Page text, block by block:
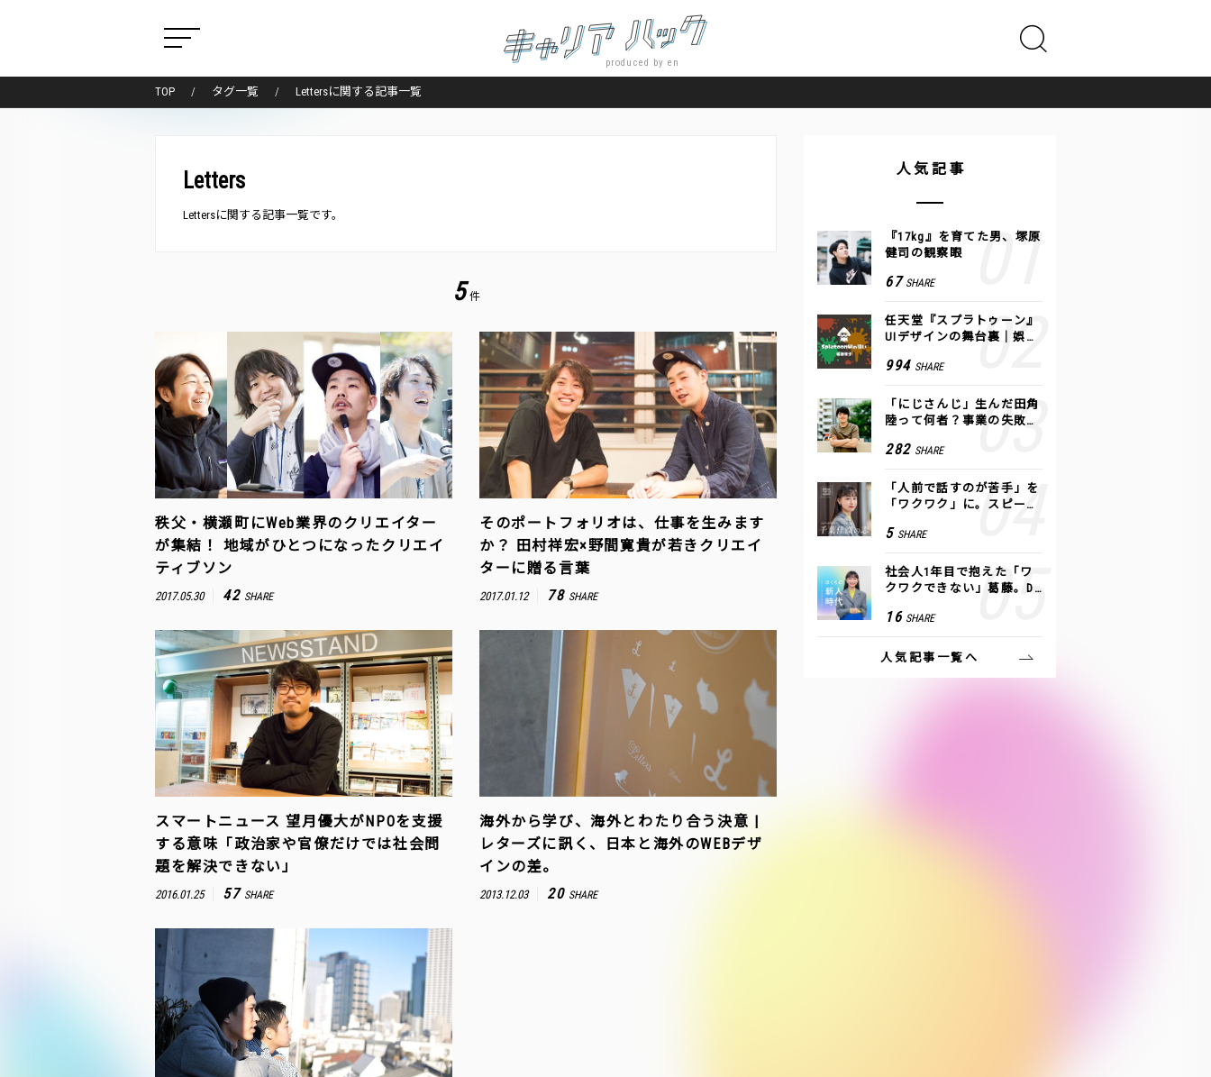
produced by en
TOP タグ一覧 Lettersに関する記事一覧
Letters
Lettersに関する記事一覧です。
5 件
秩父・横瀬町にWeb業界のクリエイター
が集結！ 地域がひとつになったクリエイ
ティブソン
2017.05.30 42 SHARE
そのポートフォリオは、仕事を生みます
か？ 田村祥宏×野間寛貴が若きクリエイ
ターに贈る言葉
2017.01.12 78 SHARE
スマートニュース 望月優大がNPOを支援
する意味「政治家や官僚だけでは社会問
題を解決できない」
2016.01.25 57 SHARE
海外から学び、海外とわたり合う決意 |
レターズに訊く、日本と海外のWEBデザ
インの差。
2013.12.03 20 SHARE
人気記事
『17kg』を育てた男、塚原
健司の観察眼
67 SHARE
任天堂『スプラトゥーン』
UIデザインの舞台裏｜娯楽
994 SHARE
「にじさんじ」生んだ田角
陸って何者？事業の失敗
COLOR
282 SHARE
「人前で話すのが苦手」を
「ワクワク」に。スピーチ
方トレーニング」に込めた
5 SHARE
社会人1年目で抱えた「ワ
クワクできない」葛藤。De
つけた、私の生きる道
16 SHARE
人気記事一覧へ